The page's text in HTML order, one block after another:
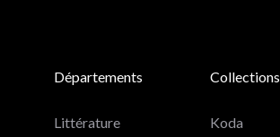
Départements
Littérature
Collections
Koda